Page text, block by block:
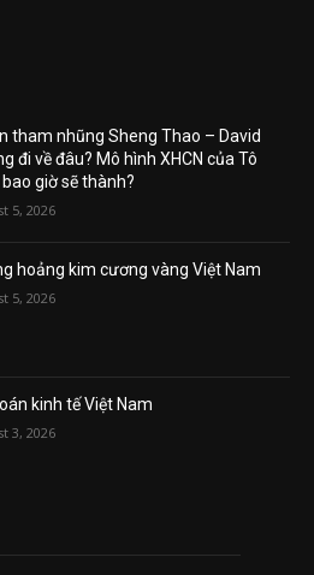
tham nhũng Sheng Thao – David
đi về đâu? Mô hình XHCN của Tô
bao giờ sẽ thành?
5, 2026
hoảng kim cương vàng Việt Nam
5, 2026
kinh tế Việt Nam
3, 2026